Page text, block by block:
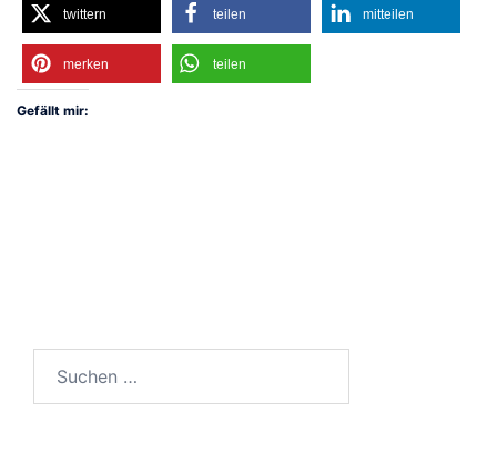
twittern teilen mitteilen
merken teilen
Gefällt mir: